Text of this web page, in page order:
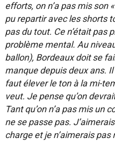
efforts, on n’a pas mis son
pu repartir avec les shorts
pas du tout. Ce n’était pas
problème mental. Au
ballon), Bordeaux doit se
manque depuis deux ans.
faut élever le ton à la mi-
veut. Je pense qu’on
Tant qu’on n’a pas mis un
ne se passe pas.
charge et je n’aimerais